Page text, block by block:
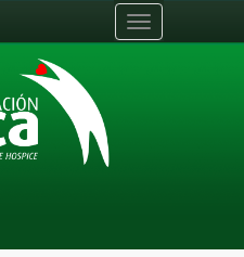
Toggle
navigation